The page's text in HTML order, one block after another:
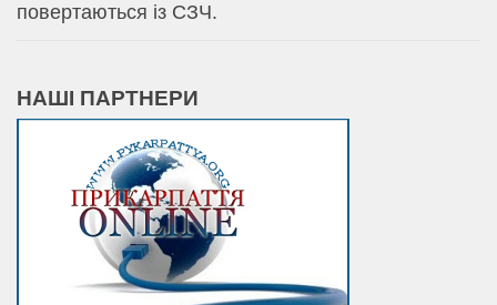
повертаються із СЗЧ.
НАШІ ПАРТНЕРИ